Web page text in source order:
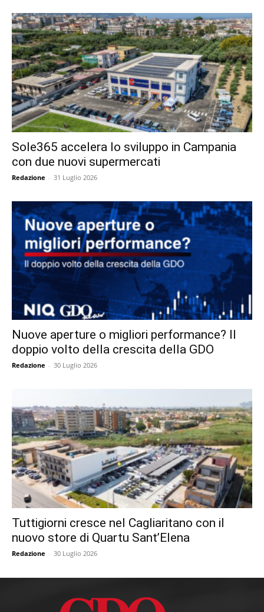
Sole365 accelera lo sviluppo in Campania
con due nuovi supermercati
Redazione - 31 Luglio 2026
Nuove aperture o migliori performance? Il
doppio volto della crescita della GDO
Redazione - 30 Luglio 2026
Tuttigiorni cresce nel Cagliaritano con il
nuovo store di Quartu Sant’Elena
Redazione - 30 Luglio 2026